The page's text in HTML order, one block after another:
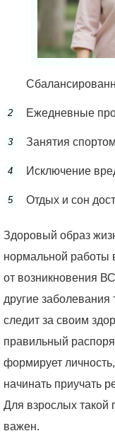
Ежедневные
Занятия
Исключение
Отдых и сон
Здоровый образ
нормальной работы
от возникновения
другие заболевания
следит за своим
правильный
формирует
начинать приучать
Для взрослых такой
важен.